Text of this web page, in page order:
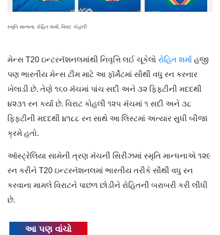
સ્મૃતિ માન્ધના, રોહિત શર્મા, વિરાટ કોહલી
મેન્સ T20 ઇન્ટરનૅશનલમાંથી નિવૃત્તિ લઈ ચૂકેલો રોહિત શર્મા હજી
પણ ભારતીય મેન્સ ટીમ માટે આ ફૉર્મેટમાં સૌથી વધુ રન કરનાર
ખેલાડી છે. તેણે ૧૬૦ મૅચમાં પાંચ સદી અને ૩૨ ફિફ્ટીની મદદથી
૪૨૩૧ રન કર્યા છે. વિરાટ કોહલી ૧૨૫ મૅચમાં ૧ સદી અને ૩૮
ફિફ્ટીની મદદથી ૪૧૮૮ રન સાથે આ લિસ્ટમાં અત્યાર સુધી બીજા
ક્રમે હતો.
ઑસ્ટ્રેલિયા સામેની ત્રણ મૅચની સિરીઝમાં સ્મૃતિ માન્ધનાએ ૧૨૯
રન કરીને T20 ઇન્ટરનૅશનલમાં ભારતીય તરીકે સૌથી વધુ રન
કરવાના મામલે વિરાટને પાછળ છોડીને રોહિતની બરાબરી કરી લીધી
છે.
આ પણ વાંચો